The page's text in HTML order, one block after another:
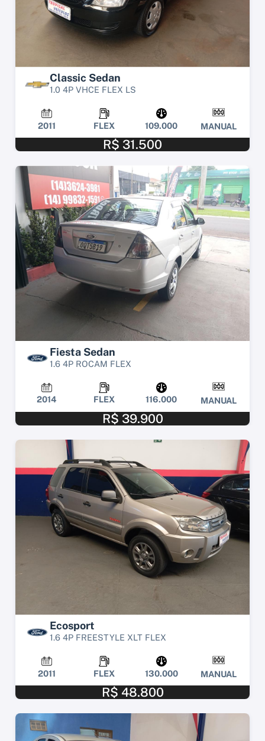
Classic Sedan
1.0 4P VHCE FLEX LS
2011 FLEX 109.000 MANUAL
R$ 31.500
Fiesta Sedan
1.6 4P ROCAM FLEX
2014 FLEX 116.000 MANUAL
R$ 39.900
Ecosport
1.6 4P FREESTYLE XLT FLEX
2011 FLEX 130.000 MANUAL
R$ 48.800